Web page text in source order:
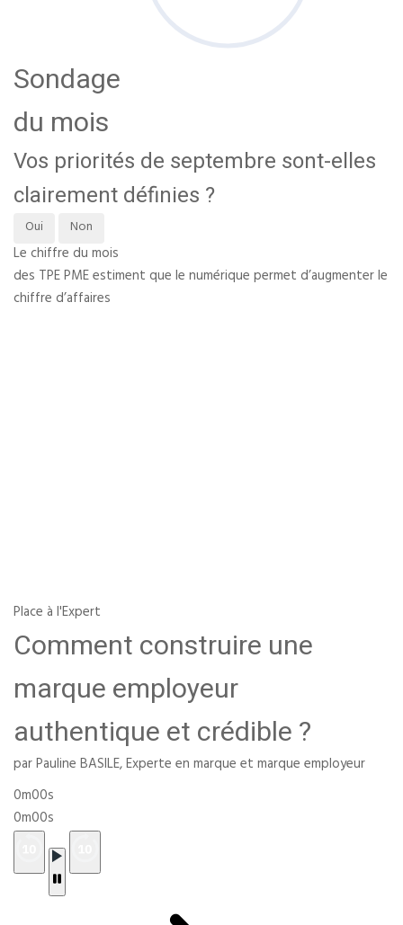
Sondage
du mois
Vos priorités de septembre sont-elles
clairement définies ?
Oui Non
Le chiffre du mois
des TPE PME estiment que le numérique permet d’augmenter le
chiffre d’affaires
Place à l'Expert
Comment construire une
marque employeur
authentique et crédible ?
par Pauline BASILE, Experte en marque et marque employeur
0m00s
0m00s